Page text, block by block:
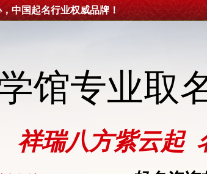
中国起名行业权威品牌！
馆专业取
祥瑞八方紫云起